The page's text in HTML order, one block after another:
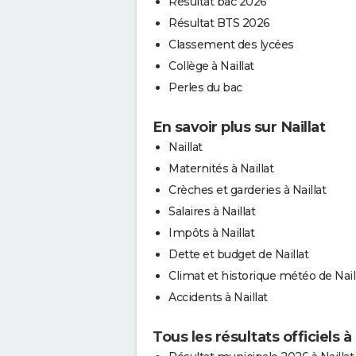
Résultat BTS 2026
Classement des lycées
Collège à Naillat
Perles du bac
En savoir plus sur Naillat
Naillat
Maternités à Naillat
Crèches et garderies à Naillat
Salaires à Naillat
Impôts à Naillat
Dette et budget de Naillat
Climat et historique météo de
Accidents à Naillat
Tous les résultats officiels à